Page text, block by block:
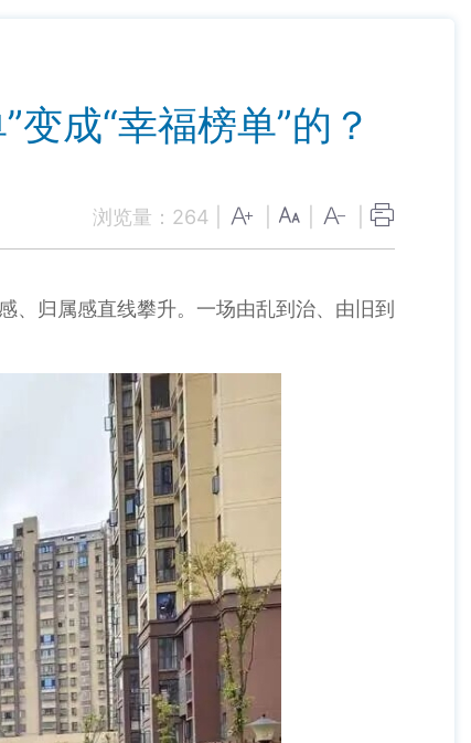
成“幸福榜单”的？
浏览量： 264
归属感直线攀升。一场由乱到治、由旧到